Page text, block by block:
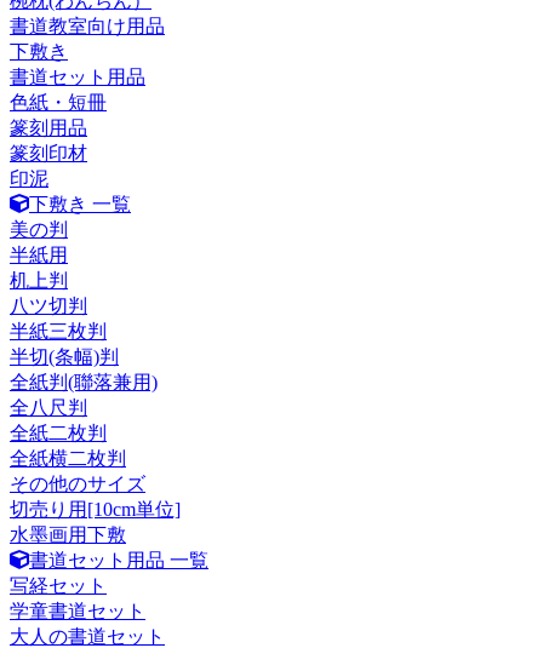
書道教室向け用品
下敷き
書道セット用品
色紙・短冊
篆刻用品
篆刻印材
印泥
下敷き 一覧
美の判
半紙用
机上判
八ツ切判
半紙三枚判
半切(条幅)判
全紙判(聯落兼用)
全八尺判
全紙二枚判
全紙横二枚判
その他のサイズ
切売り用[10cm単位]
水墨画用下敷
書道セット用品 一覧
写経セット
学童書道セット
大人の書道セット